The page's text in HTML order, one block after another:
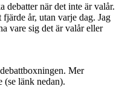
debatter när det inte är valår.
år, utan varje dag. Jag
vare sig det är valår eller
Mer
länk nedan).